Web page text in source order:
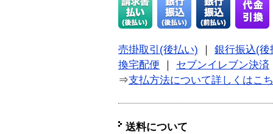
売掛取引(後払い)
銀行振込(後
換宅配便
セブンイレブン決済
⇒支払方法について詳しくはこ
送料について